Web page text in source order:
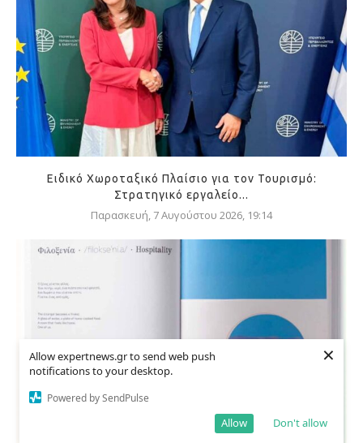
Allow expertnews.gr to send web push
notifications to your desktop.
Powered by SendPulse
Don't allow
Allow
×
Ειδικό Χωροταξικό Πλαίσιο για τον Τουρισμό:
Στρατηγικό εργαλείο...
Παρασκευή, 7 Αυγούστου 2026, 19:14